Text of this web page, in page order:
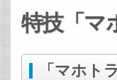
特技「マ
「マホト